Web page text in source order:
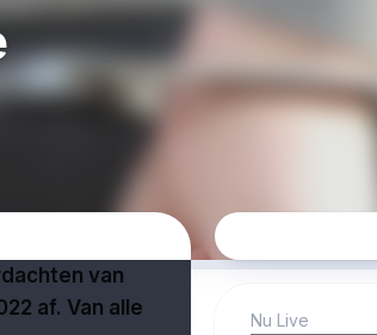
Holland
Streekagenda
Theater
van
af. Van alle
Nu Live